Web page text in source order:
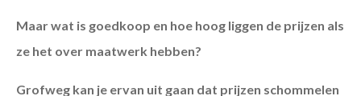
Maar wat is goedkoop en hoe hoog liggen de prijzen als
ze het over maatwerk hebben?
Grofweg kan je ervan uit gaan dat prijzen schommelen